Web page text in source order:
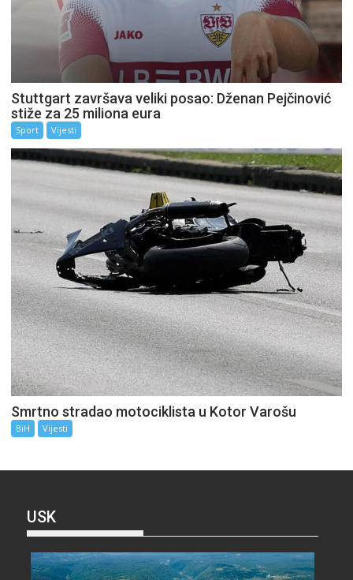
Stuttgart završava veliki posao: Dženan Pejčinović
stiže za 25 miliona eura
Sport Vijesti
Smrtno stradao motociklista u Kotor Varošu
BiH Vijesti
USK